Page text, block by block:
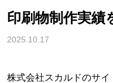
印刷物制作実績
2025.10.17
株式会社スカルドのサイ